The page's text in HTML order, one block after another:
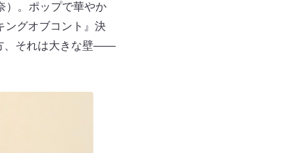
）。ポップで華やか
ングオブコント』決
、それは大きな壁――